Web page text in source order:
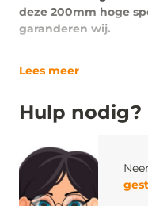
deze 200mm hoge
garanderen wij.
Lees meer
Hulp nodig?